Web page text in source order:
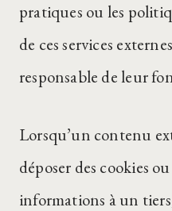
pratiques ou les
de ces services
responsable de leur
Lorsqu’un contenu
déposer des cookies
informations à un